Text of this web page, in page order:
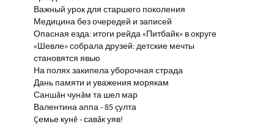
Важный урок для старшего поколения
Медицина без очередей и записей
Опасная езда: итоги рейда «Питбайк» в округе
«Шевле» собрала друзей: детские мечты
становятся явью
На полях закипела уборочная страда
Дань памяти и уважения морякам
Саншăн чунăм та шел мар
Валентина аппа - 85 çулта
Çемье кунĕ - савăк уяв!